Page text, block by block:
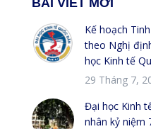
Kế hoạch
theo Nghị
học Kinh tế
29 Tháng 7,
Đại học Kinh
nhân kỷ niệm